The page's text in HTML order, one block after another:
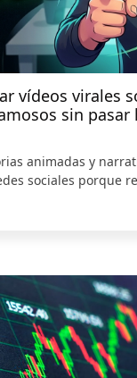
vídeos virales
sin pasar
animadas y
sociales porque